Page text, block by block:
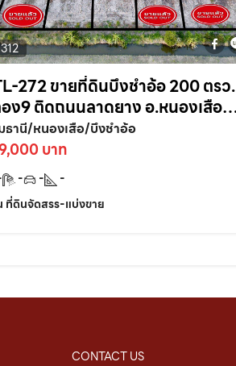
272 ขายที่ดินบึงชำอ้อ 200 ตรว.
ง9 ติดถนนลาดยาง อ.หนองเสือ
ทุมธานี
ธานี/หนองเสือ/บึงชำอ้อ
บาท
- -
-
ที่ดินจัดสรร-แบ่งขาย
CONTACT US